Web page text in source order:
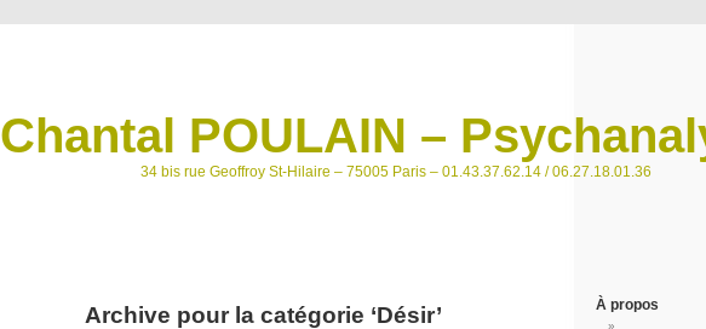
Chantal POULAIN –
34 bis rue Geoffroy St-Hilaire – 75005 Paris – 01.43.37.62.14 / 06.27.18.01.36
Archive pour la catégorie ‘Désir’ À propos